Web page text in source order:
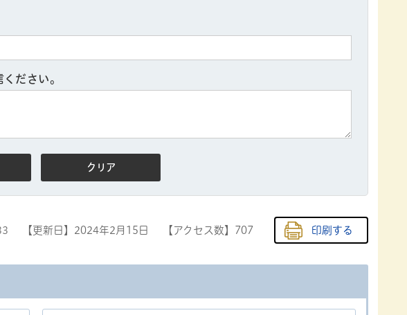
ださい。
【更新日】 2024年2月15日 【アクセス数】 707 印刷する